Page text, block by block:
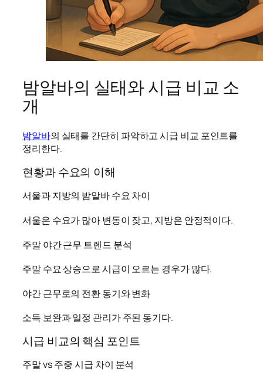
밤알바의 실태와 시급 비교 소
개
밤알바의 실태를 간단히 파악하고 시급 비교 포인트를
정리한다.
현황과 수요의 이해
서울과 지방의 밤알바 수요 차이
서울은 수요가 많아 변동이 잦고, 지방은 안정적이다.
주말 야간 근무 트렌드 분석
주말 수요 상승으로 시급이 오르는 경우가 많다.
야간 근무로의 전환 동기와 변화
소득 보완과 일정 관리가 주된 동기다.
시급 비교의 핵심 포인트
주말 vs 주중 시급 차이 분석